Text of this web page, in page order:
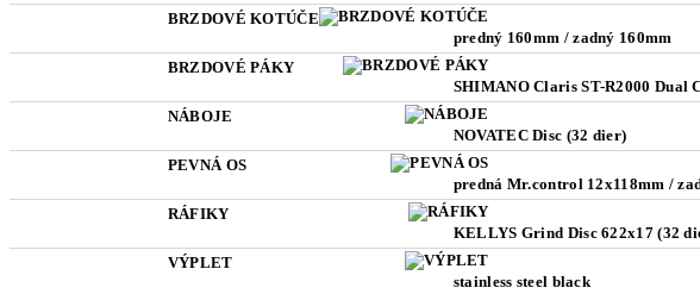
BRZDOVÉ KOTÚČE
predný 160mm / zadný 160mm
BRZDOVÉ PÁKY
SHIMANO Claris ST-R2000 Dual
NÁBOJE
NOVATEC Disc (32 dier)
PEVNÁ OS
predná Mr.control 12x118mm /
RÁFIKY
KELLYS Grind Disc 622x17 (32
VÝPLET
stainless steel black